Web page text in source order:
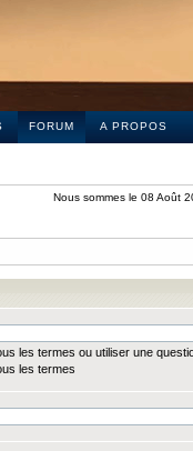
FORUM A PROPOS
Nous sommes le 08 Août
les termes ou utiliser une
les termes